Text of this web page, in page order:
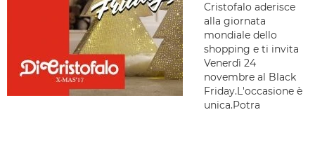
Cristofalo aderisce
alla giornata
mondiale dello
shopping e ti invita
Venerdì 24
novembre al Black
Friday.L'occasione è
unica.Potra